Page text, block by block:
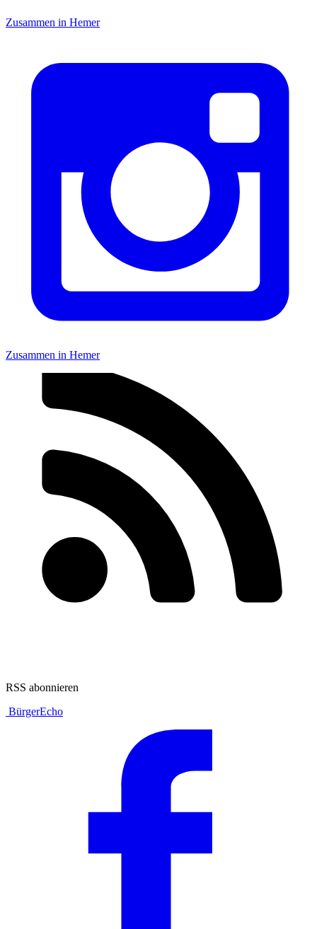
Zusammen in Hemer
Zusammen in Hemer
RSS abonnieren
BürgerEcho